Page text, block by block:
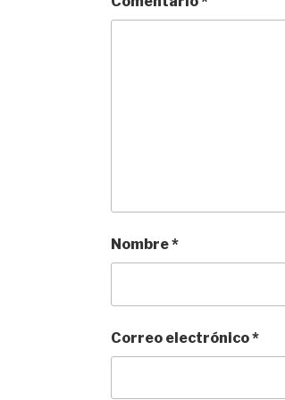
Nombre*
Correo electrónico*